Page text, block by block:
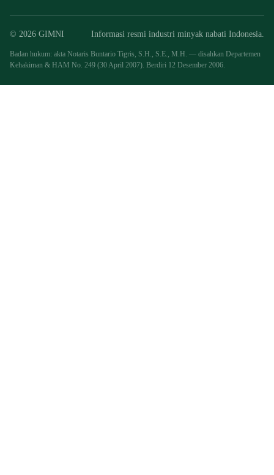
© 2026 GIMNI Informasi resmi industri minyak nabati Indonesia.
Badan hukum: akta Notaris Buntario Tigris, S.H., S.E., M.H. — disahkan Departemen
Kehakiman & HAM No. 249 (30 April 2007). Berdiri 12 Desember 2006.